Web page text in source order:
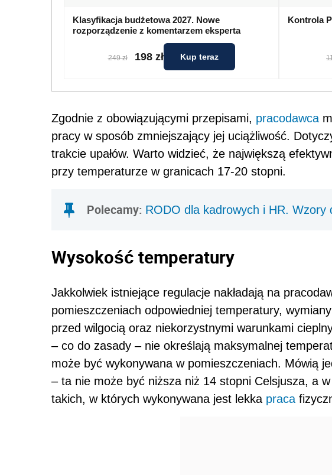
Klasyfikacja budżetowa 2027. Nowe
rozporządzenie z komentarzem eksperta
249 zł 198 zł Kup teraz
Kontrola
Zgodnie z obowiązującymi przepisami, pracodawca
pracy w sposób zmniejszający jej uciążliwość.
trakcie upałów. Warto widzieć, że największą
przy temperaturze w granicach 17-20 stopni.
Polecamy: RODO dla kadrowych i HR. Wzory
Wysokość temperatury
Jakkolwiek istniejące regulacje nakładają na
pomieszczeniach odpowiedniej temperatury,
przed wilgocią oraz niekorzystnymi warunkami
– co do zasady – nie określają maksymalnej
może być wykonywana w pomieszczeniach. Mówią
– ta nie może być niższa niż 14 stopni Celsjusza, a
takich, w których wykonywana jest lekka praca